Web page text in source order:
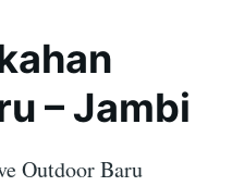
– Jambi
Outdoor Baru